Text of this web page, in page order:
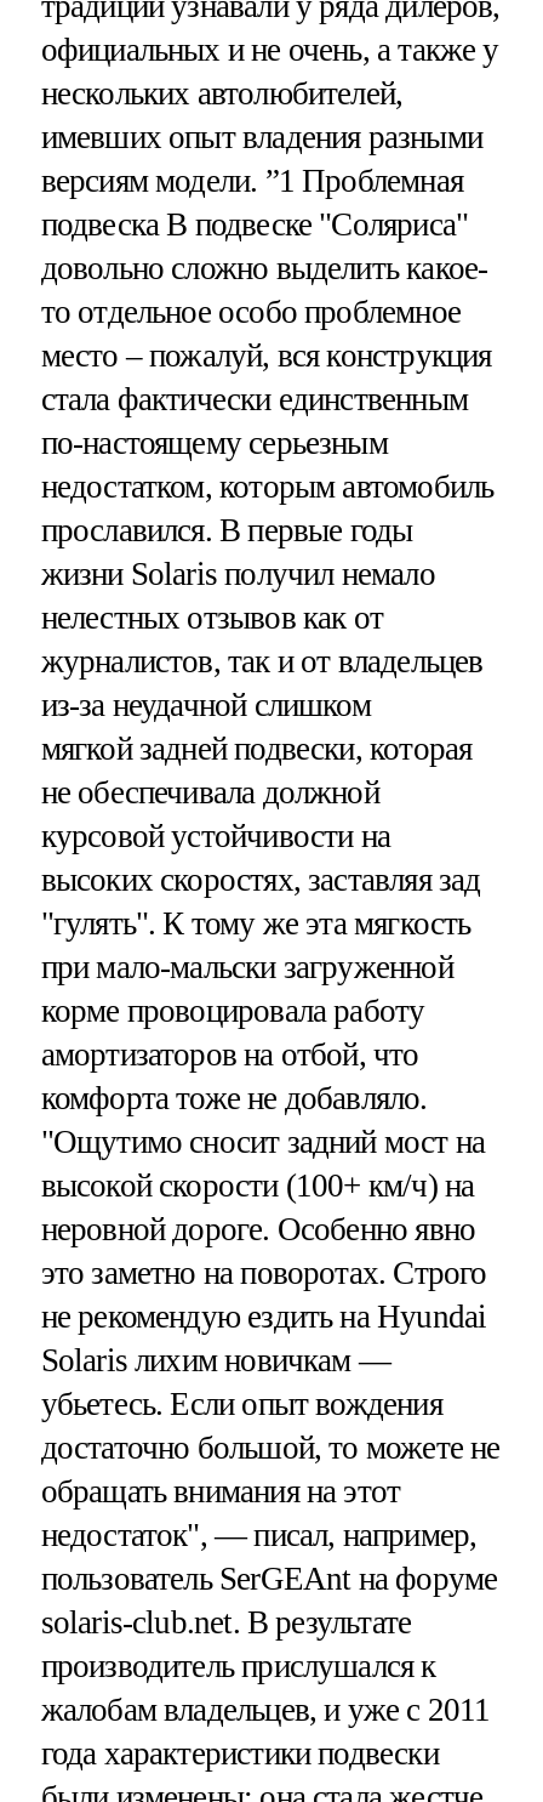
официальных и не очень, а также у
нескольких автолюбителей,
имевших опыт владения разными
версиям модели. ”1 Проблемная
подвеска В подвеске "Соляриса"
довольно сложно выделить какое-
то отдельное особо проблемное
место – пожалуй, вся конструкция
стала фактически единственным
по-настоящему серьезным
недостатком, которым автомобиль
прославился. В первые годы
жизни Solaris получил немало
нелестных отзывов как от
журналистов, так и от владельцев
из-за неудачной слишком
мягкой задней подвески, которая
не обеспечивала должной
курсовой устойчивости на
высоких скоростях, заставляя зад
"гулять". К тому же эта мягкость
при мало-мальски загруженной
корме провоцировала работу
амортизаторов на отбой, что
комфорта тоже не добавляло.
"Ощутимо сносит задний мост на
высокой скорости (100+ км/ч) на
неровной дороге. Особенно явно
это заметно на поворотах. Строго
не рекомендую ездить на Hyundai
Solaris лихим новичкам —
убьетесь. Если опыт вождения
достаточно большой, то можете не
обращать внимания на этот
недостаток", — писал, например,
пользователь SerGEAnt на форуме
solaris-club.net. В результате
производитель прислушался к
жалобам владельцев, и уже с 2011
года характеристики подвески